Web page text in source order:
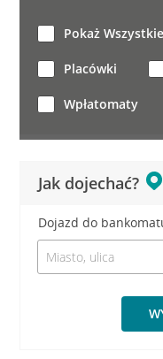
Jak dojechać?
Dojazd do
Pokaż Wszystkie
Placówki
Wpłatomaty